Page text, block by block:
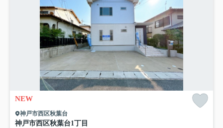
NEW
神戸市西区秋葉台
神戸市西区秋葉台1丁目